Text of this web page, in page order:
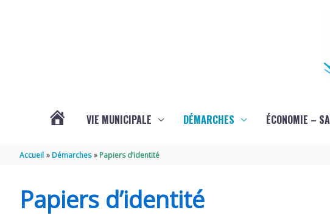
SOUBISE
VIE MUNICIPALE DÉMARCHES ÉCONOMIE –
Accueil Démarches Papiers d’identité
Papiers d’identité